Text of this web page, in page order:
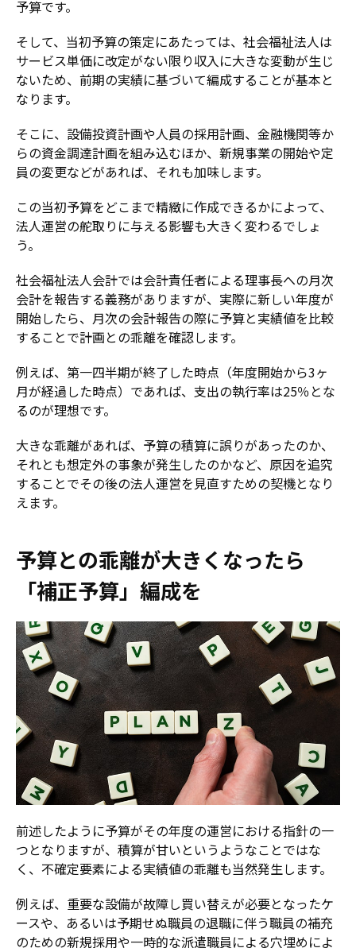
予算です。
そして、当初予算の策定にあたっては、社会福祉法人は
サービス単価に改定がない限り収入に大きな変動が生じ
ないため、前期の実績に基づいて編成することが基本と
なります。
そこに、設備投資計画や人員の採用計画、金融機関等か
らの資金調達計画を組み込むほか、新規事業の開始や定
員の変更などがあれば、それも加味します。
この当初予算をどこまで精緻に作成できるかによって、
法人運営の舵取りに与える影響も大きく変わるでしょ
う。
社会福祉法人会計では会計責任者による理事長への月次
会計を報告する義務がありますが、実際に新しい年度が
開始したら、月次の会計報告の際に予算と実績値を比較
することで計画との乖離を確認します。
例えば、第一四半期が終了した時点（年度開始から3ヶ
月が経過した時点）であれば、支出の執行率は25％とな
るのが理想です。
大きな乖離があれば、予算の積算に誤りがあったのか、
それとも想定外の事象が発生したのかなど、原因を追究
することでその後の法人運営を見直すための契機となり
えます。
予算との乖離が大きくなったら
「補正予算」編成を
前述したように予算がその年度の運営における指針の一
つとなりますが、積算が甘いというようなことではな
く、不確定要素による実績値の乖離も当然発生します。
例えば、重要な設備が故障し買い替えが必要となったケ
ースや、あるいは予期せぬ職員の退職に伴う職員の補充
のための新規採用や一時的な派遣職員による穴埋めによ